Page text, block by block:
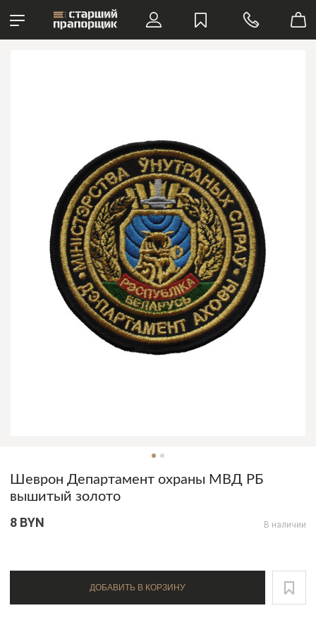
Шеврон Департамент охраны МВД РБ
вышитый золото
8 BYN В наличии
ДОБАВИТЬ В КОРЗИНУ